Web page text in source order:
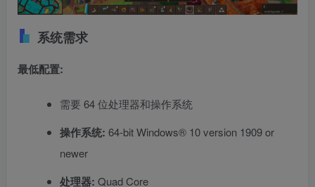
系统需求
最低配置:
需要 64 位处理器和操作系统
操作系统: 64-bit Windows® 10 version 1909 or
newer
处理器: Quad Core